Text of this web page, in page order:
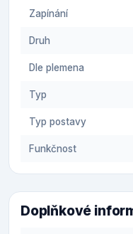
Zapínání
Druh
Dle plemena
Typ
Typ postavy
Funkčnost
Doplňkové